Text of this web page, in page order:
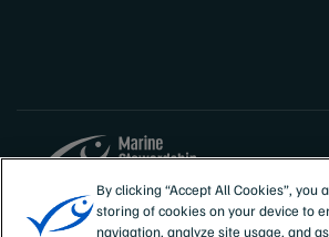
Sites
Portugal
By clicking “Accept All Cookies”, you
storing of cookies on your device to
navigation, analyze site usage, and